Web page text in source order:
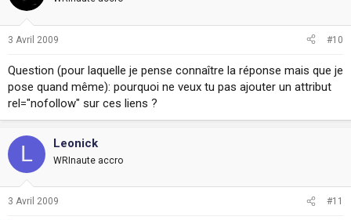
Il me semble que via google webmaster tools, tu peux signaler
ton robot.txt , c'est préférable.
3 Avril 2009 #10
Question (pour laquelle je pense connaître la réponse mais que je
pose quand même): pourquoi ne veux tu pas ajouter un attribut
rel="nofollow" sur ces liens ?
L Leonick
WRInaute accro
3 Avril 2009 #11